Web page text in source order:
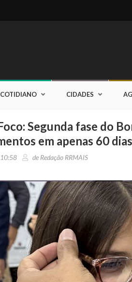
COTIDIANO CIDADES
Segunda fase do
em apenas 60 dias
de Redação RRMAIS